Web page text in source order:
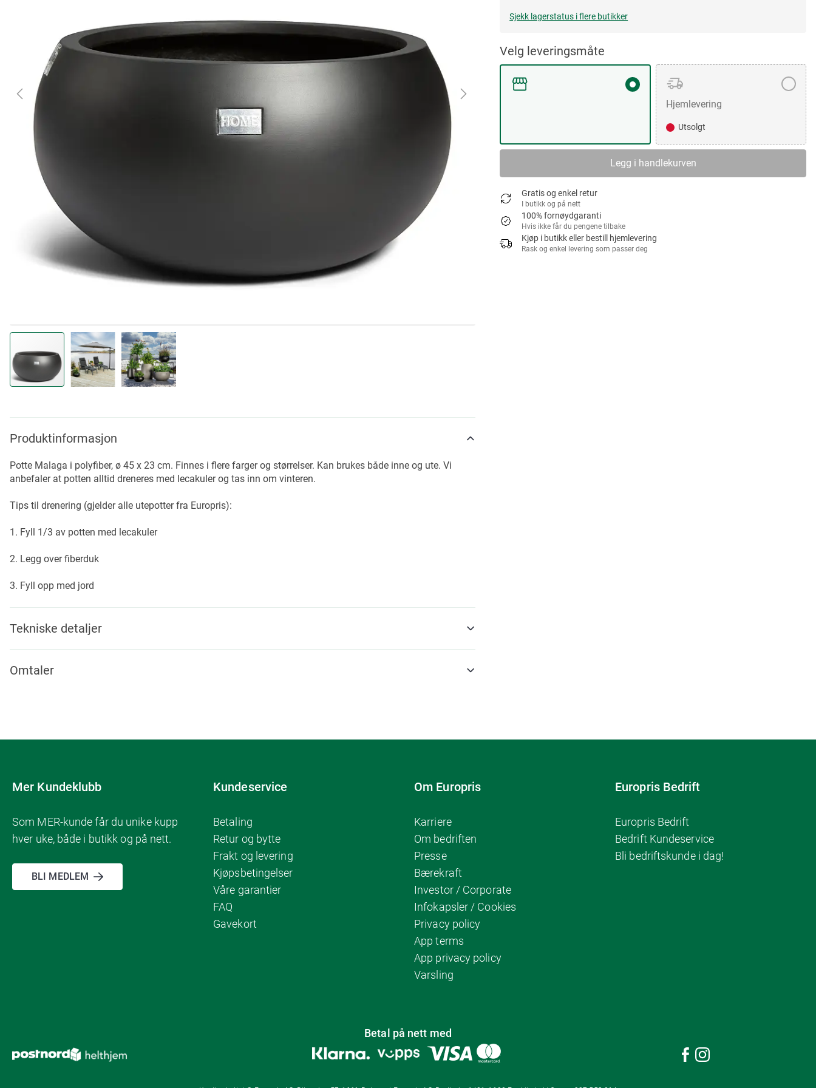
Sjekk lagerstatus i flere butikker
Velg leveringsmåte
Hjemlevering
Utsolgt
Legg i handlekurven
Gratis og enkel retur
I butikk og på nett
100% fornøydgaranti
Hvis ikke får du pengene tilbake
Kjøp i butikk eller bestill hjemlevering
Rask og enkel levering som passer deg
the
beginning
the
images
Produktinformasjon
Potte Malaga i polyfiber, ø 45 x 23 cm. Finnes i flere farger og størrelser. Kan brukes både inne og ute. Vi
anbefaler at potten alltid dreneres med lecakuler og tas inn om vinteren.
Tips til drenering (gjelder alle utepotter fra Europris):
1. Fyll 1/3 av potten med lecakuler
2. Legg over fiberduk
3. Fyll opp med jord
Tekniske detaljer
Omtaler
Mer Kundeklubb
Som MER-kunde får du unike kupp
hver uke, både i butikk og på nett.
BLI MEDLEM
Kundeservice
Betaling
Retur og bytte
Frakt og levering
Kjøpsbetingelser
Våre garantier
FAQ
Gavekort
Om Europris
Karriere
Om bedriften
Presse
Bærekraft
Investor / Corporate
Infokapsler / Cookies
Privacy policy
App terms
App privacy policy
Varsling
Europris Bedrift
Europris Bedrift
Bedrift Kundeservice
Bli bedriftskunde i dag!
Betal på nett med